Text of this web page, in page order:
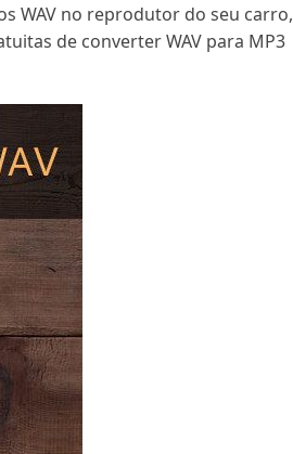
WAV no reprodutor do seu carro,
de converter WAV para MP3